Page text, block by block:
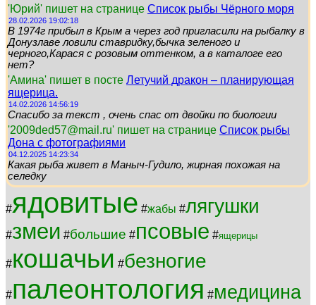
'Юрий' пишет на странице Список рыбы Чёрного моря
28.02.2026 19:02:18
В 1974г прибыл в Крым а через год пригласили на рыбалку в
Донузлаве ловили ставридку,бычка зеленого и
черного,Карася с розовым оттенком, а в каталоге его
нет?
'Амина' пишет в посте Летучий дракон – планирующая
ящерица.
14.02.2026 14:56:19
Спасибо за текст , очень спас от двойки по биологии
'2009ded57@mail.ru' пишет на странице Список рыбы
Дона с фотографиями
04.12.2025 14:23:34
Какая рыба живет в Маныч-Гудило, жирная похожая на
селедку
#ядовитые #жабы #лягушки
#змеи #большие #псовые #ящерицы
#кошачьи #безногие
#палеонтология #медицина